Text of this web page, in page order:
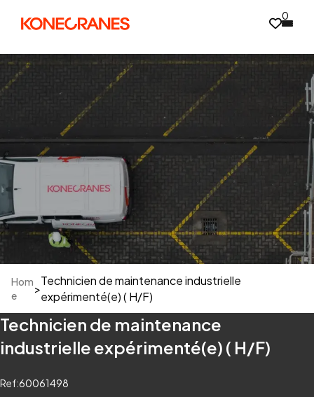
0
Hom
e
>
Technicien de maintenance industrielle
expérimenté(e) ( H/F)
Technicien de maintenance
industrielle expérimenté(e) ( H/F)
Ref:60061498